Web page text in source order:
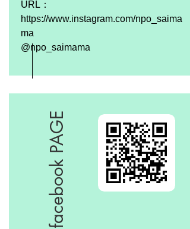
URL：
https://www.instagram.com/npo_saima
ma
@npo_saimama
facebook PAGE